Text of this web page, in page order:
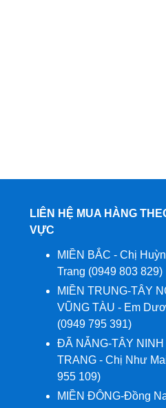
LIÊN HỆ MUA HÀNG
VỰC
MIỀN BẮC - Chị
Trang (0949 803 829)
MIỀN TRUNG-TÂY
VŨNG TÀU - Em
(0949 795 391)
ĐÃ NẴNG-TÂY NINH
TRANG - Chị Như
955 109)
MIỀN ĐÔNG-Đồng